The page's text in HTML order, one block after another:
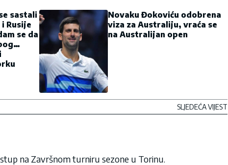
sastali
Rusije
se da
Novaku Đokoviću odobrena
viza za Australiju, vraća se
na Australijan open
SLJEDEĆA VIJEST
na Završnom turniru sezone u Torinu.